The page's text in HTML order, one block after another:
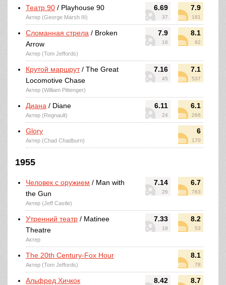
6.69
37
7.9
181
Театр 90 / Playhouse 90
Актер (George Marsh III)
7.9
16
8.1
92
Сломанная стрела / Broken
Arrow
Актер (Tom Jeffords)
7.16
45
7.1
537
Крутой маршрут/ The Great
Locomotive Chase
Актер (William Pittenger)
6.11
24
6.1
266
Диана / Diane
Актер (Regnault)
6
170
Glory
Актер (Chad Chadburn)
1955
7.14
26
6.7
763
Человек с оружием / Man with
the Gun
Актер (Jeff Castle)
7.33
18
8.2
53
Утренний театр / Matinee
Theatre
Актер
8.1
78
The 20th Century-Fox Hour
Актер (Tom Jeffords)
8.42 8.7
Альфред Хичкок